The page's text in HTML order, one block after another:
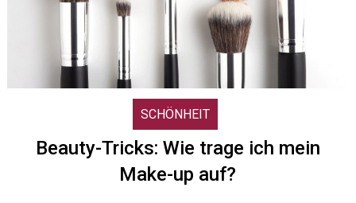
SCHÖNHEIT
Beauty-Tricks: Wie trage ich mein
Make-up auf?